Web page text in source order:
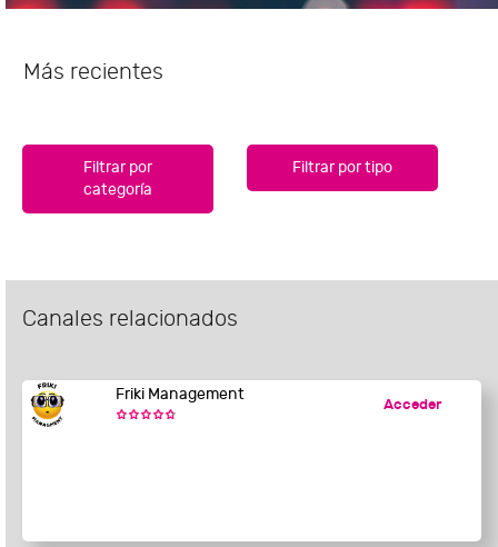
Más recientes
Filtrar por
categoría
Filtrar por tipo
Canales relacionados
Friki Management
Acceder